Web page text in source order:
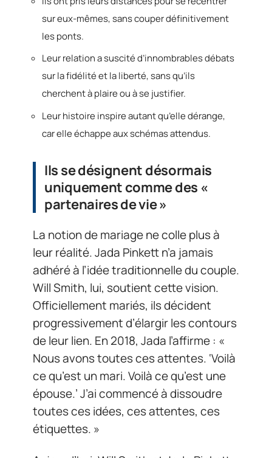
sur eux-mêmes, sans couper définitivement
les ponts.
Leur relation a suscité d’innombrables débats
sur la fidélité et la liberté, sans qu’ils
cherchent à plaire ou à se justifier.
Leur histoire inspire autant qu’elle dérange,
car elle échappe aux schémas attendus.
Ils se désignent désormais
uniquement comme des «
partenaires de vie »
La notion de mariage ne colle plus à
leur réalité. Jada Pinkett n’a jamais
adhéré à l’idée traditionnelle du couple.
Will Smith, lui, soutient cette vision.
Officiellement mariés, ils décident
progressivement d’élargir les contours
de leur lien. En 2018, Jada l’affirme : «
Nous avons toutes ces attentes. ‘Voilà
ce qu’est un mari. Voilà ce qu’est une
épouse.’ J’ai commencé à dissoudre
toutes ces idées, ces attentes, ces
étiquettes. »